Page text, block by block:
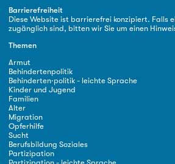
Barrierefreiheit
Diese Website ist barrierefrei konzipiert. Falls
zugänglich sind, bitten wir Sie um einen
Themen
Armut
Behindertenpolitik
Behinderten·politik - leichte Sprache
Kinder und Jugend
Familien
Alter
Migration
Opferhilfe
Sucht
Berufsbildung Soziales
Partizipation